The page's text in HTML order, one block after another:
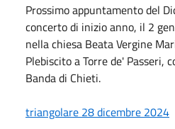
Prossimo appuntamento del
concerto di inizio anno, il 2
nella chiesa Beata Vergine
Plebiscito a Torre de' Passeri,
Banda di Chieti.
triangolare 28 dicembre 2024